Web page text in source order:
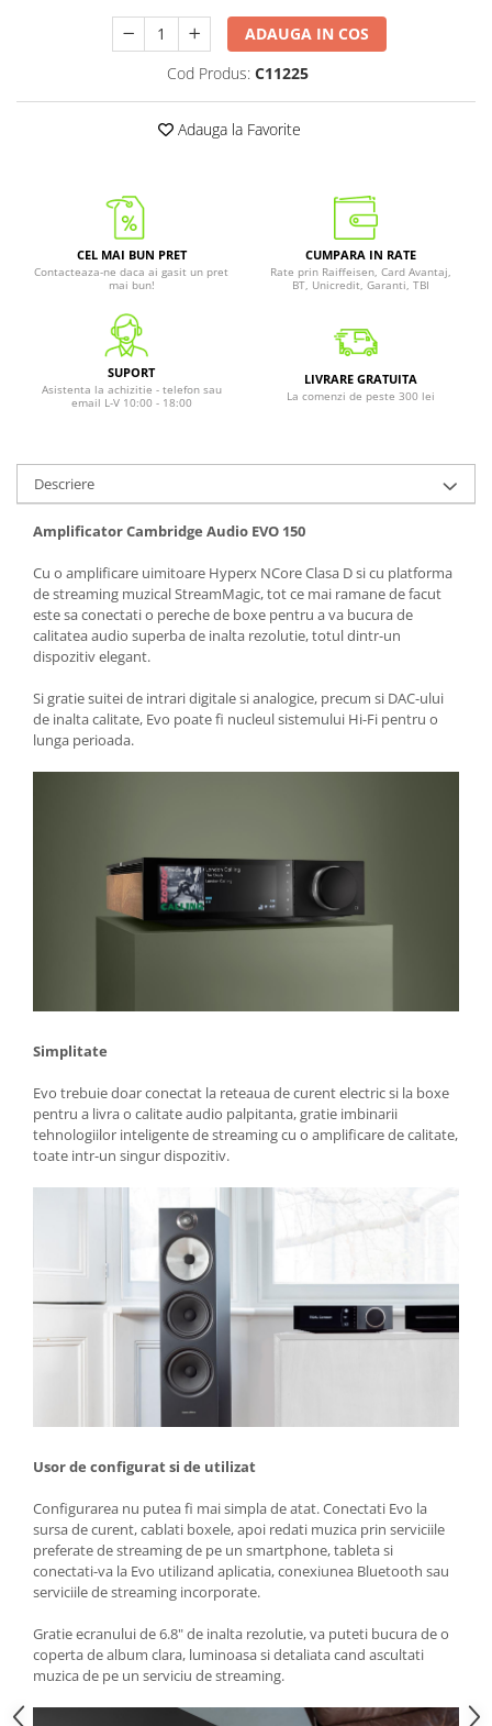
ADAUGA IN COS
Cod Produs: C11225
Adauga la Favorite
CEL MAI BUN PRET
Contacteaza-ne daca ai gasit un pret
mai bun!
CUMPARA IN RATE
Rate prin Raiffeisen, Card Avantaj,
BT, Unicredit, Garanti, TBI
SUPORT
Asistenta la achizitie - telefon sau
email L-V 10:00 - 18:00
LIVRARE GRATUITA
La comenzi de peste 300 lei
Descriere
Amplificator Cambridge Audio EVO 150
Cu o amplificare uimitoare Hyperx NCore Clasa D si cu platforma
de streaming muzical StreamMagic, tot ce mai ramane de facut
este sa conectati o pereche de boxe pentru a va bucura de
calitatea audio superba de inalta rezolutie, totul dintr-un
dispozitiv elegant.
Si gratie suitei de intrari digitale si analogice, precum si DAC-ului
de inalta calitate, Evo poate fi nucleul sistemului Hi-Fi pentru o
lunga perioada.
Simplitate
Evo trebuie doar conectat la reteaua de curent electric si la boxe
pentru a livra o calitate audio palpitanta, gratie imbinarii
tehnologiilor inteligente de streaming cu o amplificare de calitate,
toate intr-un singur dispozitiv.
Usor de configurat si de utilizat
Configurarea nu putea fi mai simpla de atat. Conectati Evo la
sursa de curent, cablati boxele, apoi redati muzica prin serviciile
preferate de streaming de pe un smartphone, tableta si
conectati-va la Evo utilizand aplicatia, conexiunea Bluetooth sau
serviciile de streaming incorporate.
Gratie ecranului de 6.8" de inalta rezolutie, va puteti bucura de o
coperta de album clara, luminoasa si detaliata cand ascultati
muzica de pe un serviciu de streaming.